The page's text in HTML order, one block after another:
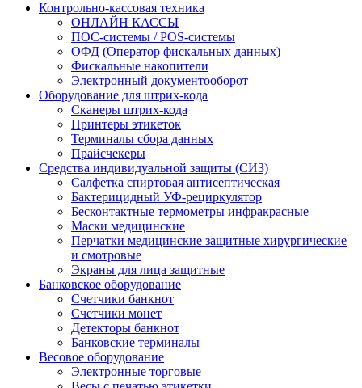
Контрольно-кассовая техника
ОНЛАЙН КАССЫ
ПОС-системы / POS-системы
ОФД (Оператор фискальных данных)
Фискальные накопители
Электронный документооборот
Оборудование для штрих-кода
Сканеры штрих-кода
Принтеры этикеток
Терминалы сбора данных
Прайсчекеры
Средства индивидуальной защиты (СИЗ)
Салфетка спиртовая антисептическая
Бактерицидный УФ-рециркулятор
Бесконтактные термометры инфракрасные
Маски медицинские
Перчатки медицинские защитные хирургические
и смотровые
Экраны для лица защитные
Банковское оборудование
Счетчики банкнот
Счетчики монет
Детекторы банкнот
Банковские терминалы
Весовое оборудование
Электронные торговые